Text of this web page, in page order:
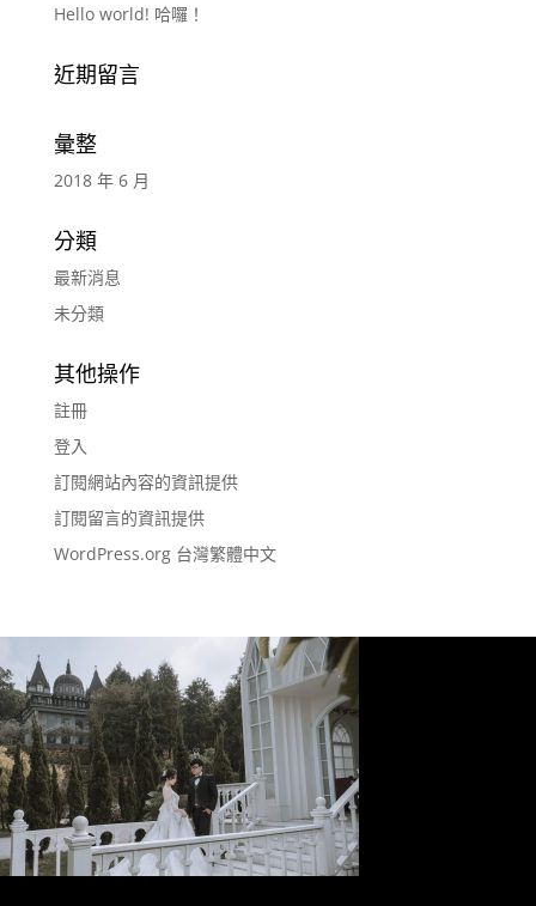
Hello world! 哈囉！
近期留言
彙整
2018 年 6 月
分類
最新消息
未分類
其他操作
註冊
登入
訂閱網站內容的資訊提供
訂閱留言的資訊提供
WordPress.org 台灣繁體中文